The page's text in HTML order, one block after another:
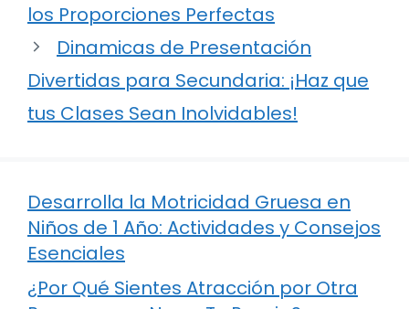
los Proporciones Perfectas
Dinamicas de Presentación
Divertidas para Secundaria: ¡Haz que
tus Clases Sean Inolvidables!
Desarrolla la Motricidad Gruesa en
Niños de 1 Año: Actividades y Consejos
Esenciales
¿Por Qué Sientes Atracción por Otra